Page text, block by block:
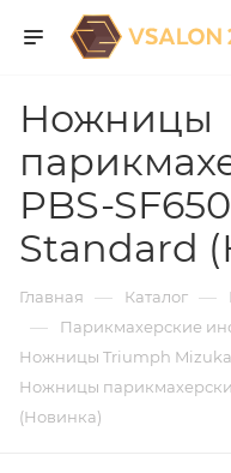
Ножницы
PBS-
Standard
Главная — Каталог —
— Парикмахерские
Ножницы Triumph Mizuka
Ножницы
(Новинка)